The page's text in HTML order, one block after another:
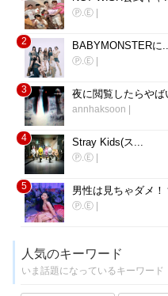
Ⓟ.Ⓔ
2 BABYMONSTERに
Ⓟ.Ⓔ
3 夜に閲覧したらやば
annhaksoon
4 Stray Kids(ス...
Ⓟ.Ⓔ
5 男性は見ちゃダメ！
Ⓟ.Ⓔ
人気のキーワード
いま話題になっているキーワード